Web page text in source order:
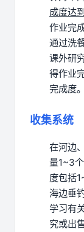
成度达
作业完
通过洗
课外研
得作业
完成度。
收集系统
在河边
量1~3
度包括
海边垂
学习有
究或出售